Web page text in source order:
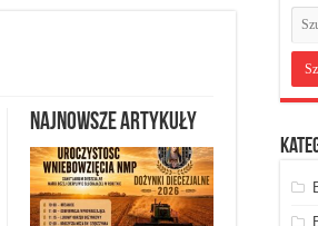
Najnowsze artykuły